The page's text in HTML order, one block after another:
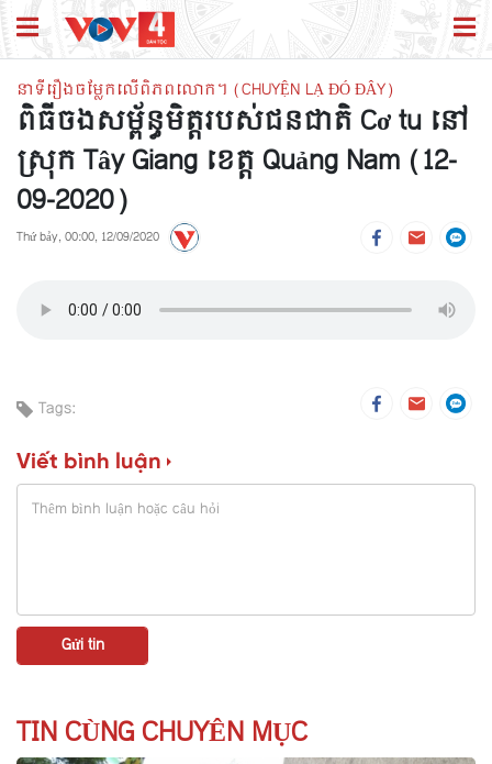
នាទីរឿងចម្លែកលើពិភពលោក។ (CHUYỆN LẠ ĐÓ ĐÂY)
ពិធីចងសម្ព័ន្ធមិត្តរបស់ជនជាតិ Cơ tu នៅ
ស្រុក Tây Giang ខេត្ត Quảng Nam (12-
09-2020)
Thứ bảy, 00:00, 12/09/2020
Tags:
Viết bình luận
TIN CÙNG CHUYÊN MỤC